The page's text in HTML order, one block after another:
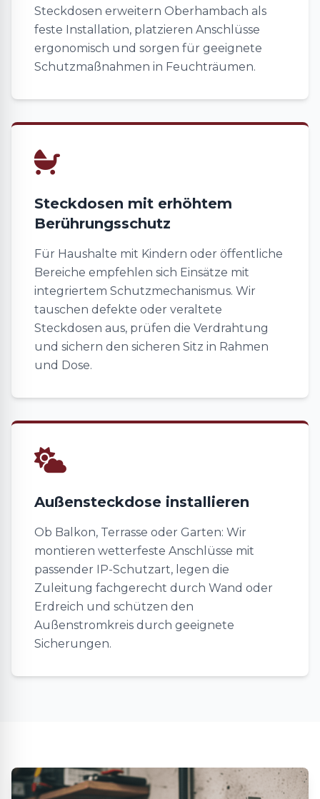
Steckdosen erweitern Oberhambach als
feste Installation, platzieren Anschlüsse
ergonomisch und sorgen für geeignete
Schutzmaßnahmen in Feuchträumen.
Steckdosen mit erhöhtem
Berührungsschutz
Für Haushalte mit Kindern oder öffentliche
Bereiche empfehlen sich Einsätze mit
integriertem Schutzmechanismus. Wir
tauschen defekte oder veraltete
Steckdosen aus, prüfen die Verdrahtung
und sichern den sicheren Sitz in Rahmen
und Dose.
Außensteckdose installieren
Ob Balkon, Terrasse oder Garten: Wir
montieren wetterfeste Anschlüsse mit
passender IP-Schutzart, legen die
Zuleitung fachgerecht durch Wand oder
Erdreich und schützen den
Außenstromkreis durch geeignete
Sicherungen.